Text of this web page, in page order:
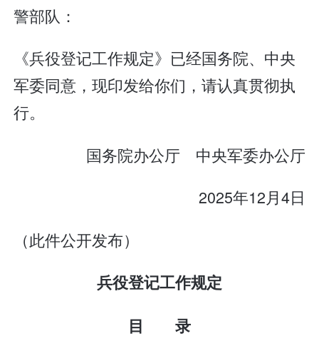
警部队：
《兵役登记工作规定》已经国务院、中央
军委同意，现印发给你们，请认真贯彻执
行。
国务院办公厅 中央军委办公厅
2025年12月4日
（此件公开发布）
兵役登记工作规定
目 录